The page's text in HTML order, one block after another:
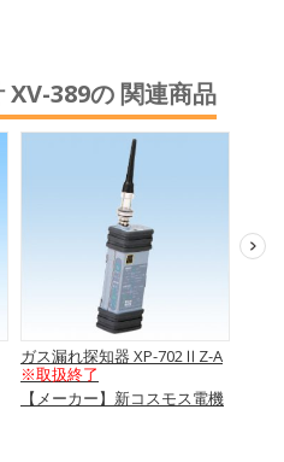
XV-389の 関連商品
ガス漏れ探知器 XP-702ⅡZ-A
※取扱終了
【メーカー】新コスモス電機